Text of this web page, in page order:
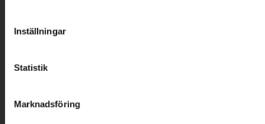
Inställningar
Statistik
Marknadsföring